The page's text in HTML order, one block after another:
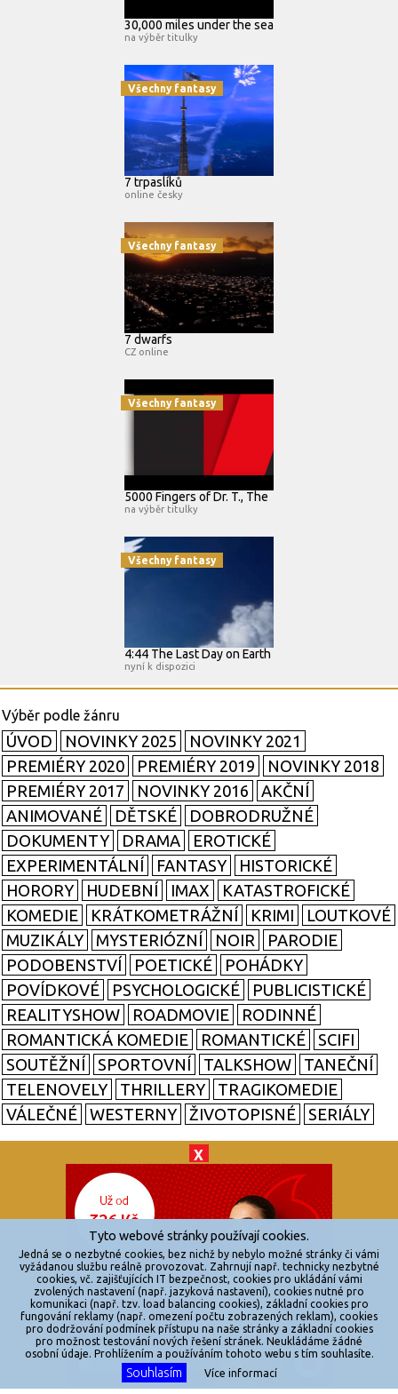
X
30,000 miles under the sea
na výběr titulky
Všechny fantasy
7 trpaslíků
online česky
Všechny fantasy
7 dwarfs
CZ online
Všechny fantasy
5000 Fingers of Dr. T., The
na výběr titulky
Všechny fantasy
4:44 The Last Day on Earth
nyní k dispozici
ÚVOD NOVINKY 2025
NOVINKY 2021
PREMIÉRY 2020
PREMIÉRY 2019
NOVINKY 2018
PREMIÉRY 2017
NOVINKY 2016
AKČNÍ
ANIMOVANÉ
DĚTSKÉ
DOBRODRUŽNÉ
DOKUMENTY
DRAMA
EROTICKÉ
EXPERIMENTÁLNÍ
FANTASY
HISTORICKÉ
HORORY
HUDEBNÍ IMAX
KATASTROFICKÉ
KOMEDIE
KRÁTKOMETRÁŽNÍ KRIMI
LOUTKOVÉ
MUZIKÁLY
MYSTERIÓZNÍ NOIR
PARODIE
PODOBENSTVÍ
POETICKÉ
POHÁDKY
POVÍDKOVÉ
PSYCHOLOGICKÉ
PUBLICISTICKÉ
REALITYSHOW
ROADMOVIE
RODINNÉ
ROMANTICKÁ KOMEDIE
ROMANTICKÉ
SCIFI
SOUTĚŽNÍ
SPORTOVNÍ TALKSHOW
TANEČNÍ
TELENOVELY
THRILLERY
TRAGIKOMEDIE
VÁLEČNÉ
WESTERNY ŽIVOTOPISNÉ SERIÁLY
© 2026
zkouknoutfilm.cz
Všechna práva vyhrazena.
Powered by
Reklama
Sítě
Redakce
Jakékoliv užití obsahu je bez souhlasu provozovatele zakázáno.
Tyto webové stránky používají cookies.
Jedná se o nezbytné cookies, bez nichž by nebylo možné stránky či vámi
vyžádanou službu reálně provozovat. Zahrnují např. technicky nezbytné
cookies, vč. zajišťujících IT bezpečnost, cookies pro ukládání vámi
zvolených nastavení (např. jazyková nastavení), cookies nutné pro
komunikaci (např. tzv. load balancing cookies), základní cookies pro
fungování reklamy (např. omezení počtu zobrazených reklam), cookies
pro dodržování podmínek přístupu na naše stránky a základní cookies
pro možnost testování nových řešení stránek. Neukládáme žádné
osobní údaje. Prohlížením a používáním tohoto webu s tím souhlasíte.
Souhlasím Více informací